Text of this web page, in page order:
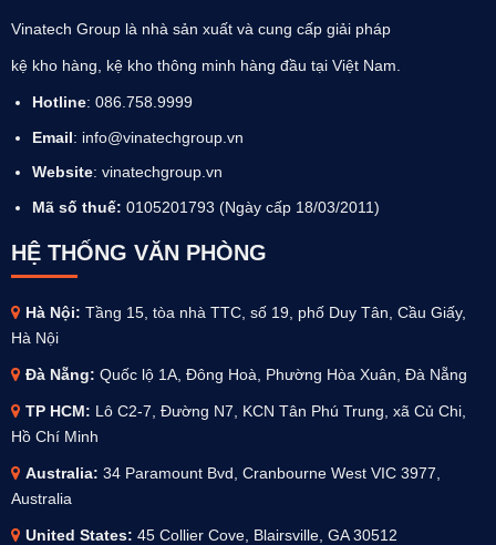
Vinatech Group là nhà sản xuất và cung cấp giải pháp
kệ kho hàng, kệ kho thông minh hàng đầu tại Việt Nam.
Hotline: 086.758.9999
Email: info@vinatechgroup.vn
Website: vinatechgroup.vn
Mã số thuế: 0105201793 (Ngày cấp 18/03/2011)
HỆ THỐNG VĂN PHÒNG
Hà Nội: Tầng 15, tòa nhà TTC, số 19, phố Duy Tân, Cầu Giấy,
Hà Nội
Đà Nẵng: Quốc lộ 1A, Đông Hoà, Phường Hòa Xuân, Đà Nẵng
TP HCM: Lô C2-7, Đường N7, KCN Tân Phú Trung, xã Củ Chi,
Hồ Chí Minh
Australia: 34 Paramount Bvd, Cranbourne West VIC 3977,
Australia
United States: 45 Collier Cove, Blairsville, GA 30512